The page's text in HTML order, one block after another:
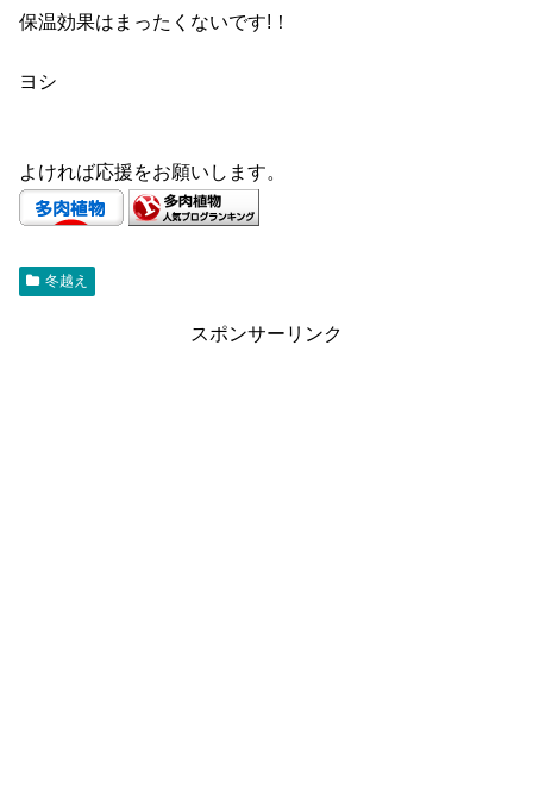
保温効果はまったくないです!！
ヨシ
よければ応援をお願いします。
冬越え
スポンサーリンク